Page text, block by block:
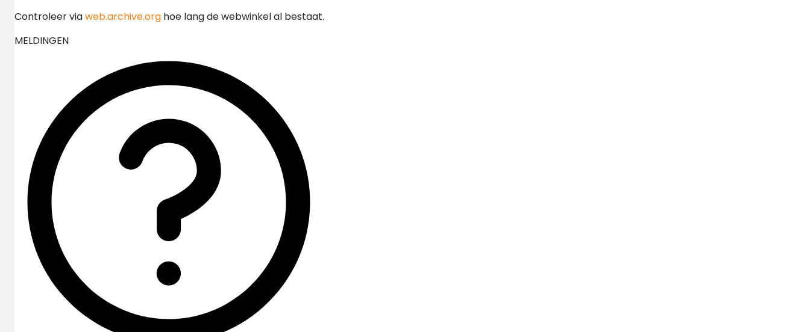
Controleer viaweb.archive.org hoe lang de webwinkel al bestaat.
MELDINGEN